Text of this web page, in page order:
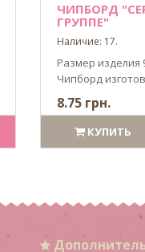
ЧИПБОРД
ГРУППЕ"
Наличие: 17.
Размер изделия
Чипборд
8.75 грн.
КУПИТЬ